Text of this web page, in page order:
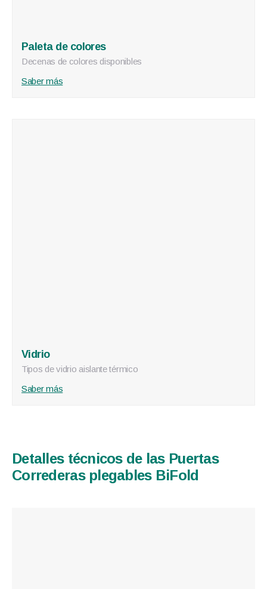
Paleta de colores
Decenas de colores disponibles
Saber más
Vidrio
Tipos de vidrio aislante térmico
Saber más
Detalles técnicos de las Puertas
Correderas plegables BiFold